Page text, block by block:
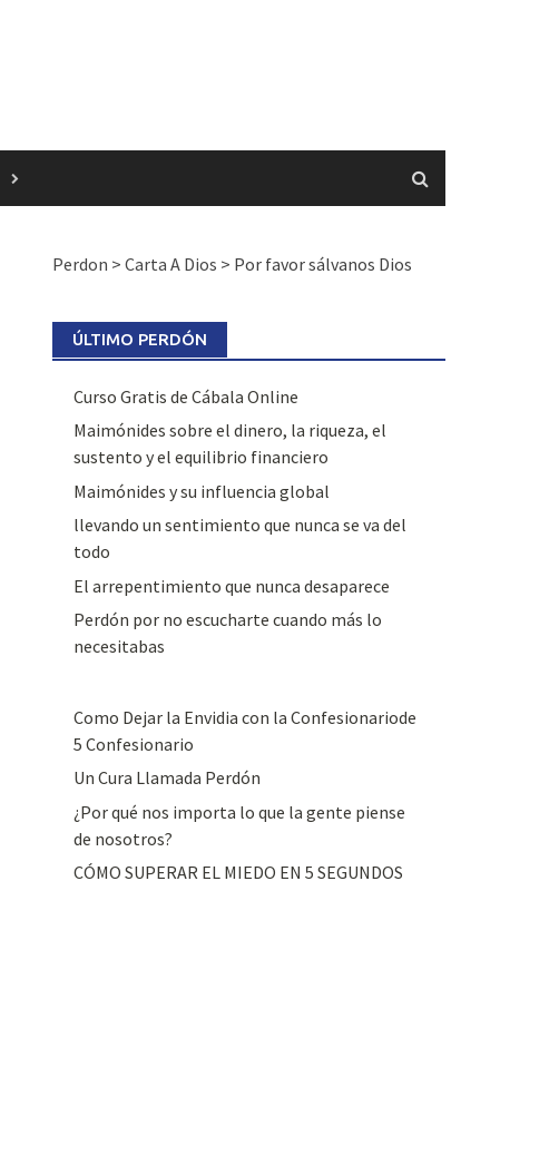
Perdon > Carta A Dios > Por favor sálvanos Dios
ÚLTIMO PERDÓN
Curso Gratis de Cábala Online
Maimónides sobre el dinero, la riqueza, el
sustento y el equilibrio financiero
Maimónides y su influencia global
llevando un sentimiento que nunca se va del
todo
El arrepentimiento que nunca desaparece
Perdón por no escucharte cuando más lo
necesitabas
Como Dejar la Envidia con la Confesionariode
5 Confesionario
Un Cura Llamada Perdón
¿Por qué nos importa lo que la gente piense
de nosotros?
CÓMO SUPERAR EL MIEDO EN 5 SEGUNDOS